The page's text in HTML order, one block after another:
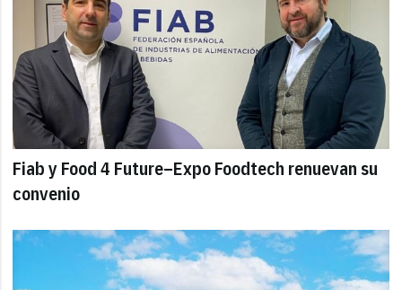
Fiab y Food 4 Future–Expo Foodtech renuevan su
convenio